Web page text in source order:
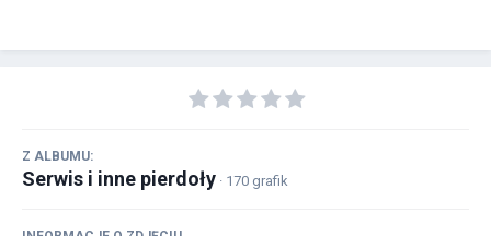
Z ALBUMU:
Serwis i inne pierdoły · 170 grafik